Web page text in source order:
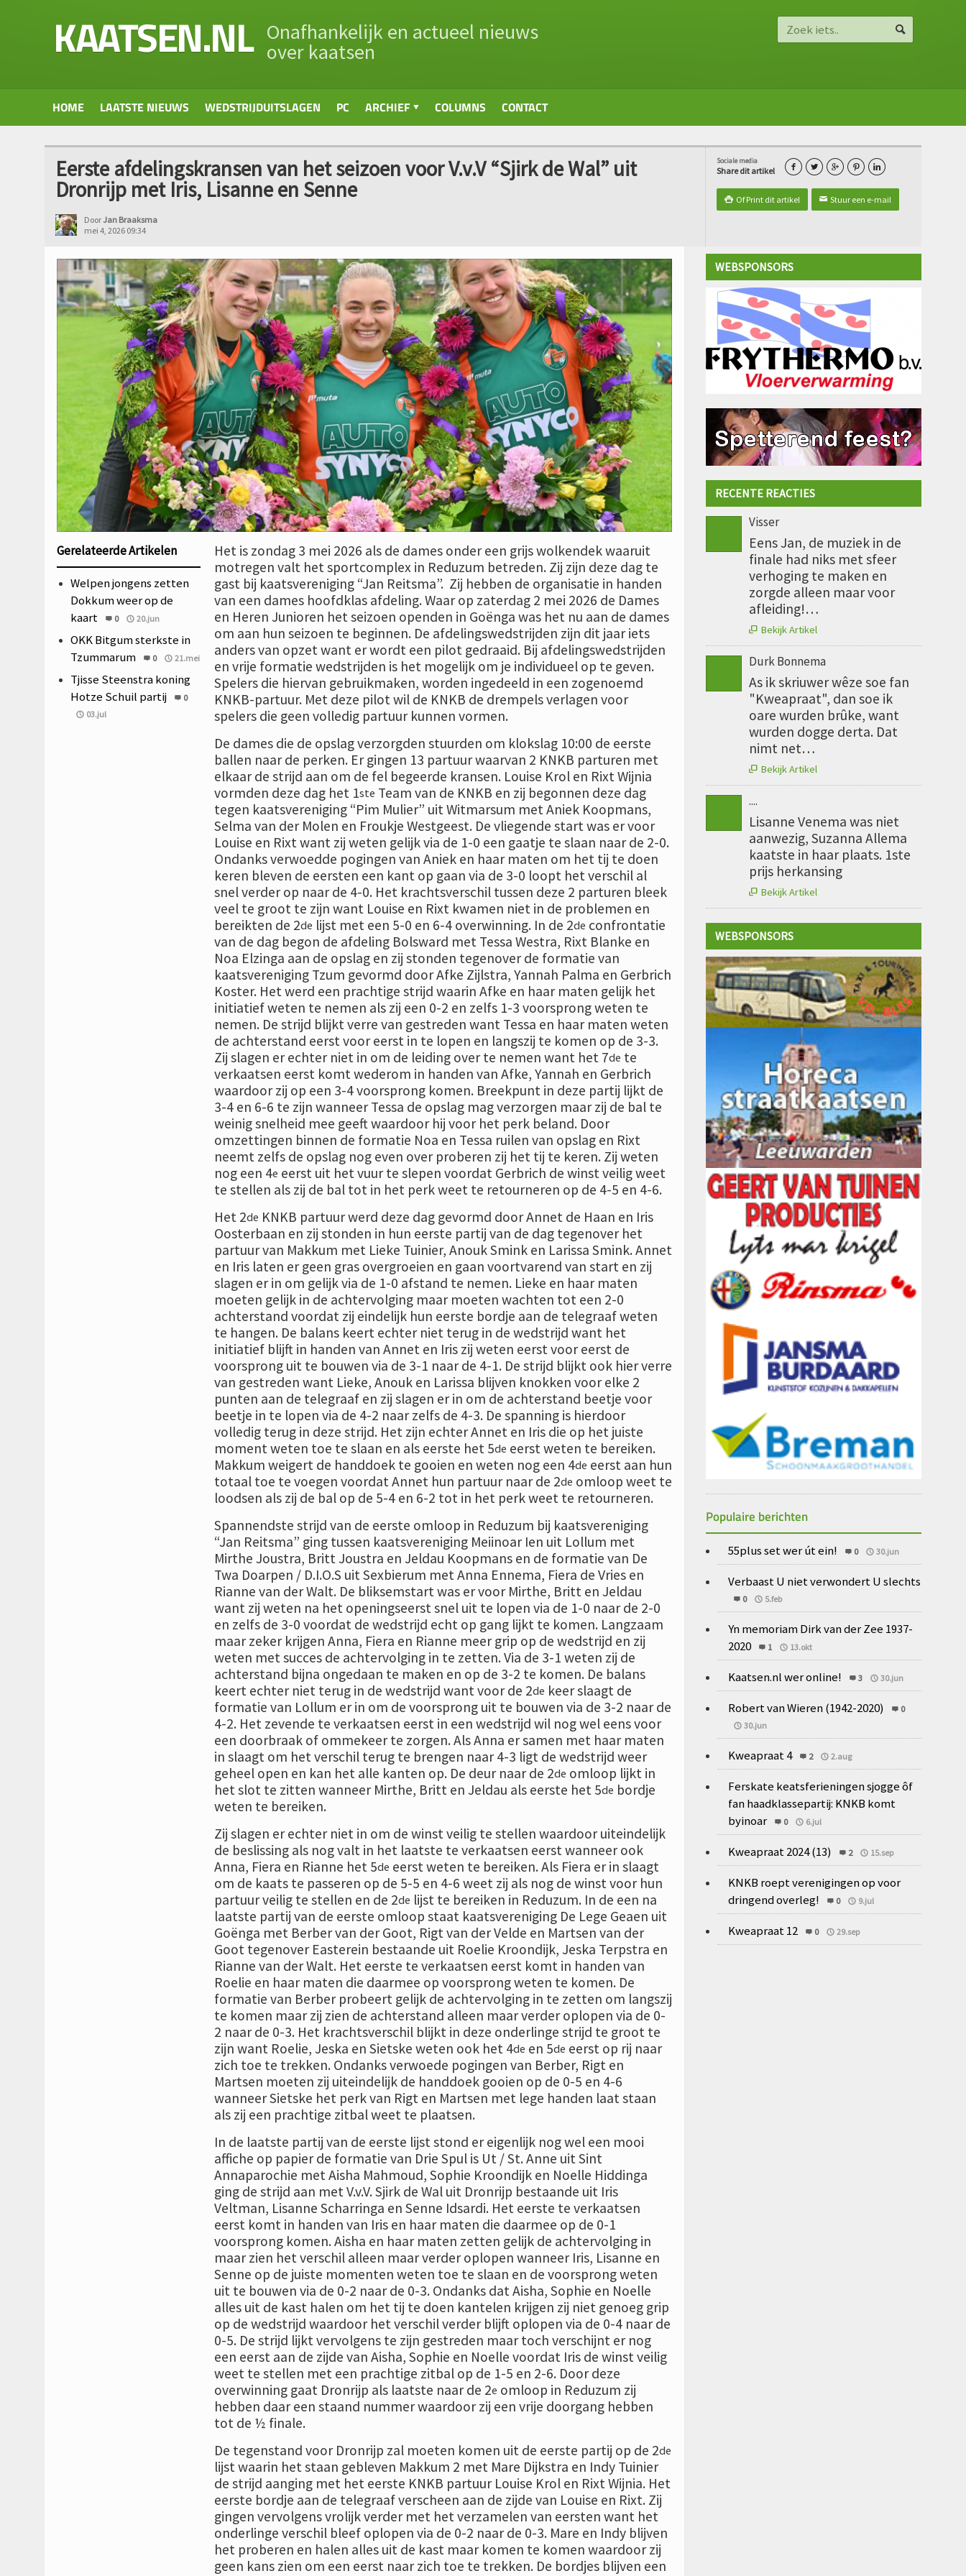
KAATSEN.NL Onafhankelijk en actueel nieuws
over kaatsen
HOME LAATSTE NIEUWS WEDSTRIJDUITSLAGEN PC ARCHIEF COLUMNS CONTACT
Sociale media
Share dit artikel     
 Of Print dit artikel ✉ Stuur een e-mail
Eerste afdelingskransen van het seizoen voor V.v.V “Sjirk de Wal” uit
Dronrijp met Iris, Lisanne en Senne
DoorJan Braaksma
mei 4, 2026 09:34
Gerelateerde Artikelen
Welpen jongens zetten
Dokkum weer op de
kaart
0 20.jun
OKK Bitgum sterkste in
Tzummarum
0 21.mei
Tjisse Steenstra koning
Hotze Schuil partij
0
03.jul
Het is zondag 3 mei 2026 als de dames onder een grijs wolkendek waaruit
motregen valt het sportcomplex in Reduzum betreden. Zij zijn deze dag te
gast bij kaatsvereniging “Jan Reitsma”. Zij hebben de organisatie in handen
van een dames hoofdklas afdeling. Waar op zaterdag 2 mei 2026 de Dames
en Heren Junioren het seizoen openden in Goënga was het nu aan de dames
om aan hun seizoen te beginnen. De afdelingswedstrijden zijn dit jaar iets
anders van opzet want er wordt een pilot gedraaid. Bij afdelingswedstrijden
en vrije formatie wedstrijden is het mogelijk om je individueel op te geven.
Spelers die hiervan gebruikmaken, worden ingedeeld in een zogenoemd
KNKB-partuur. Met deze pilot wil de KNKB de drempels verlagen voor
spelers die geen volledig partuur kunnen vormen.
De dames die de opslag verzorgden stuurden om klokslag 10:00 de eerste
ballen naar de perken. Er gingen 13 partuur waarvan 2 KNKB parturen met
elkaar de strijd aan om de fel begeerde kransen. Louise Krol en Rixt Wijnia
vormden deze dag het 1ste Team van de KNKB en zij begonnen deze dag
tegen kaatsvereniging “Pim Mulier” uit Witmarsum met Aniek Koopmans,
Selma van der Molen en Froukje Westgeest. De vliegende start was er voor
Louise en Rixt want zij weten gelijk via de 1-0 een gaatje te slaan naar de 2-0.
Ondanks verwoedde pogingen van Aniek en haar maten om het tij te doen
keren bleven de eersten een kant op gaan via de 3-0 loopt het verschil al
snel verder op naar de 4-0. Het krachtsverschil tussen deze 2 parturen bleek
veel te groot te zijn want Louise en Rixt kwamen niet in de problemen en
bereikten de 2de lijst met een 5-0 en 6-4 overwinning. In de 2de confrontatie
van de dag begon de afdeling Bolsward met Tessa Westra, Rixt Blanke en
Noa Elzinga aan de opslag en zij stonden tegenover de formatie van
kaatsvereniging Tzum gevormd door Afke Zijlstra, Yannah Palma en Gerbrich
Koster. Het werd een prachtige strijd waarin Afke en haar maten gelijk het
initiatief weten te nemen als zij een 0-2 en zelfs 1-3 voorsprong weten te
nemen. De strijd blijkt verre van gestreden want Tessa en haar maten weten
de achterstand eerst voor eerst in te lopen en langszij te komen op de 3-3.
Zij slagen er echter niet in om de leiding over te nemen want het 7de te
verkaatsen eerst komt wederom in handen van Afke, Yannah en Gerbrich
waardoor zij op een 3-4 voorsprong komen. Breekpunt in deze partij lijkt de
3-4 en 6-6 te zijn wanneer Tessa de opslag mag verzorgen maar zij de bal te
weinig snelheid mee geeft waardoor hij voor het perk beland. Door
omzettingen binnen de formatie Noa en Tessa ruilen van opslag en Rixt
neemt zelfs de opslag nog even over proberen zij het tij te keren. Zij weten
nog een 4e eerst uit het vuur te slepen voordat Gerbrich de winst veilig weet
te stellen als zij de bal tot in het perk weet te retourneren op de 4-5 en 4-6.
Het 2de KNKB partuur werd deze dag gevormd door Annet de Haan en Iris
Oosterbaan en zij stonden in hun eerste partij van de dag tegenover het
partuur van Makkum met Lieke Tuinier, Anouk Smink en Larissa Smink. Annet
en Iris laten er geen gras overgroeien en gaan voortvarend van start en zij
slagen er in om gelijk via de 1-0 afstand te nemen. Lieke en haar maten
moeten gelijk in de achtervolging maar moeten wachten tot een 2-0
achterstand voordat zij eindelijk hun eerste bordje aan de telegraaf weten
te hangen. De balans keert echter niet terug in de wedstrijd want het
initiatief blijft in handen van Annet en Iris zij weten eerst voor eerst de
voorsprong uit te bouwen via de 3-1 naar de 4-1. De strijd blijkt ook hier verre
van gestreden want Lieke, Anouk en Larissa blijven knokken voor elke 2
punten aan de telegraaf en zij slagen er in om de achterstand beetje voor
beetje in te lopen via de 4-2 naar zelfs de 4-3. De spanning is hierdoor
volledig terug in deze strijd. Het zijn echter Annet en Iris die op het juiste
moment weten toe te slaan en als eerste het 5de eerst weten te bereiken.
Makkum weigert de handdoek te gooien en weten nog een 4de eerst aan hun
totaal toe te voegen voordat Annet hun partuur naar de 2de omloop weet te
loodsen als zij de bal op de 5-4 en 6-2 tot in het perk weet te retourneren.
Spannendste strijd van de eerste omloop in Reduzum bij kaatsvereniging
“Jan Reitsma” ging tussen kaatsvereniging Meiinoar Ien uit Lollum met
Mirthe Joustra, Britt Joustra en Jeldau Koopmans en de formatie van De
Twa Doarpen / D.I.O.S uit Sexbierum met Anna Ennema, Fiera de Vries en
Rianne van der Walt. De bliksemstart was er voor Mirthe, Britt en Jeldau
want zij weten na het openingseerst snel uit te lopen via de 1-0 naar de 2-0
en zelfs de 3-0 voordat de wedstrijd echt op gang lijkt te komen. Langzaam
maar zeker krijgen Anna, Fiera en Rianne meer grip op de wedstrijd en zij
weten met succes de achtervolging in te zetten. Via de 3-1 weten zij de
achterstand bijna ongedaan te maken en op de 3-2 te komen. De balans
keert echter niet terug in de wedstrijd want voor de 2de keer slaagt de
formatie van Lollum er in om de voorsprong uit te bouwen via de 3-2 naar de
4-2. Het zevende te verkaatsen eerst in een wedstrijd wil nog wel eens voor
een doorbraak of ommekeer te zorgen. Als Anna er samen met haar maten
in slaagt om het verschil terug te brengen naar 4-3 ligt de wedstrijd weer
geheel open en kan het alle kanten op. De deur naar de 2de omloop lijkt in
het slot te zitten wanneer Mirthe, Britt en Jeldau als eerste het 5de bordje
weten te bereiken.
Zij slagen er echter niet in om de winst veilig te stellen waardoor uiteindelijk
de beslissing als nog valt in het laatste te verkaatsen eerst wanneer ook
Anna, Fiera en Rianne het 5de eerst weten te bereiken. Als Fiera er in slaagt
om de kaats te passeren op de 5-5 en 4-6 weet zij als nog de winst voor hun
partuur veilig te stellen en de 2de lijst te bereiken in Reduzum. In de een na
laatste partij van de eerste omloop staat kaatsvereniging De Lege Geaen uit
Goënga met Berber van der Goot, Rigt van der Velde en Martsen van der
Goot tegenover Easterein bestaande uit Roelie Kroondijk, Jeska Terpstra en
Rianne van der Walt. Het eerste te verkaatsen eerst komt in handen van
Roelie en haar maten die daarmee op voorsprong weten te komen. De
formatie van Berber probeert gelijk de achtervolging in te zetten om langszij
te komen maar zij zien de achterstand alleen maar verder oplopen via de 0-
2 naar de 0-3. Het krachtsverschil blijkt in deze onderlinge strijd te groot te
zijn want Roelie, Jeska en Sietske weten ook het 4de en 5de eerst op rij naar
zich toe te trekken. Ondanks verwoede pogingen van Berber, Rigt en
Martsen moeten zij uiteindelijk de handdoek gooien op de 0-5 en 4-6
wanneer Sietske het perk van Rigt en Martsen met lege handen laat staan
als zij een prachtige zitbal weet te plaatsen.
In de laatste partij van de eerste lijst stond er eigenlijk nog wel een mooi
affiche op papier de formatie van Drie Spul is Ut / St. Anne uit Sint
Annaparochie met Aisha Mahmoud, Sophie Kroondijk en Noelle Hiddinga
ging de strijd aan met V.v.V. Sjirk de Wal uit Dronrijp bestaande uit Iris
Veltman, Lisanne Scharringa en Senne Idsardi. Het eerste te verkaatsen
eerst komt in handen van Iris en haar maten die daarmee op de 0-1
voorsprong komen. Aisha en haar maten zetten gelijk de achtervolging in
maar zien het verschil alleen maar verder oplopen wanneer Iris, Lisanne en
Senne op de juiste momenten weten toe te slaan en de voorsprong weten
uit te bouwen via de 0-2 naar de 0-3. Ondanks dat Aisha, Sophie en Noelle
alles uit de kast halen om het tij te doen kantelen krijgen zij niet genoeg grip
op de wedstrijd waardoor het verschil verder blijft oplopen via de 0-4 naar de
0-5. De strijd lijkt vervolgens te zijn gestreden maar toch verschijnt er nog
een eerst aan de zijde van Aisha, Sophie en Noelle voordat Iris de winst veilig
weet te stellen met een prachtige zitbal op de 1-5 en 2-6. Door deze
overwinning gaat Dronrijp als laatste naar de 2e omloop in Reduzum zij
hebben daar een staand nummer waardoor zij een vrije doorgang hebben
tot de ½ finale.
De tegenstand voor Dronrijp zal moeten komen uit de eerste partij op de 2de
lijst waarin het staan gebleven Makkum 2 met Mare Dijkstra en Indy Tuinier
de strijd aanging met het eerste KNKB partuur Louise Krol en Rixt Wijnia. Het
eerste bordje aan de telegraaf verscheen aan de zijde van Louise en Rixt. Zij
gingen vervolgens vrolijk verder met het verzamelen van eersten want het
onderlinge verschil bleef oplopen via de 0-2 naar de 0-3. Mare en Indy blijven
het proberen en halen alles uit de kast maar komen te komen waardoor zij
geen kans zien om een eerst naar zich toe te trekken. De bordjes blijven een
WEBSPONSORS
RECENTE REACTIES
Visser
Eens Jan, de muziek in de
finale had niks met sfeer
verhoging te maken en
zorgde alleen maar voor
afleiding!…
 Bekijk Artikel
Durk Bonnema
As ik skriuwer wêze soe fan
"Kweapraat", dan soe ik
oare wurden brûke, want
wurden dogge derta. Dat
nimt net…
 Bekijk Artikel
....
Lisanne Venema was niet
aanwezig, Suzanna Allema
kaatste in haar plaats. 1ste
prijs herkansing
 Bekijk Artikel
WEBSPONSORS
Populaire berichten
55plus set wer út ein! 0 30.jun
Verbaast U niet verwondert U slechts
0 5.feb
Yn memoriam Dirk van der Zee 1937-
2020
1 13.okt
Kaatsen.nl wer online! 3 30.jun
Robert van Wieren (1942-2020)
0
30.jun
Kweapraat 4 2 2.aug
Ferskate keatsferieningen sjogge ôf
fan haadklassepartij: KNKB komt
byinoar
0 6.jul
Kweapraat 2024 (13) 2 15.sep
KNKB roept verenigingen op voor
dringend overleg!
0 9.jul
Kweapraat 12 0 29.sep